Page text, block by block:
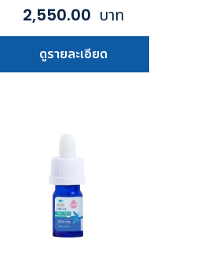
2,550.00 บาท
ดูรายละเอียด